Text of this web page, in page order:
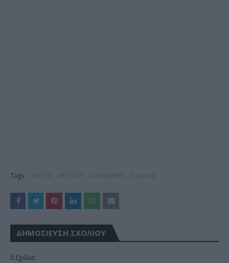
Tags:
ΔΗΜΟΣΊΕΥΣΗ ΣΧΟΛΊΟΥ
0 Σχόλια